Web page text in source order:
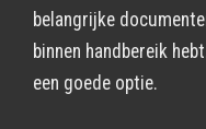
belangrijke
binnen handbereik
een goede optie.